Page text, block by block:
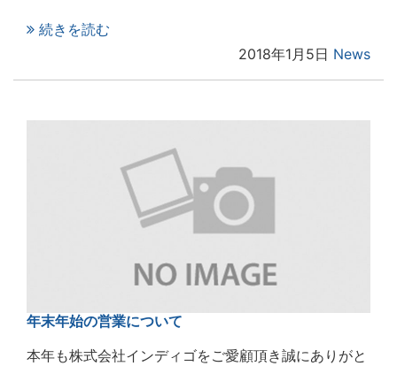
続きを読む
2018年1月5日 News
年末年始の営業について
本年も株式会社インディゴをご愛顧頂き誠にありがと